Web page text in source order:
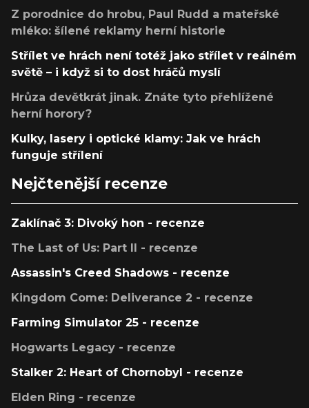
Z porodnice do hrobu, Paul Rudd a mateřské
mléko: šílené reklamy herní historie
Střílet ve hrách není totéž jako střílet v reálném
světě – i když si to dost hráčů myslí
Hrůza devětkrát jinak. Znáte tyto přehlížené
herní horory?
Kulky, lasery i optické klamy: Jak ve hrách
funguje střílení
Nejčtenější recenze
Zaklínač 3: Divoký hon - recenze
The Last of Us: Part II - recenze
Assassin's Creed Shadows - recenze
Kingdom Come: Deliverance 2 - recenze
Farming Simulator 25 - recenze
Hogwarts Legacy - recenze
Stalker 2: Heart of Chornobyl - recenze
Elden Ring - recenze